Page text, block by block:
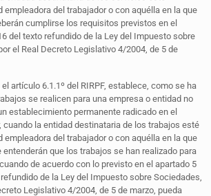
empleadora del trabajador o con aquélla en la que
cumplirse los requisitos previstos en el
del texto refundido de la Ley del Impuesto sobre
el Real Decreto Legislativo 4/2004, de 5 de
artículo 6.1.1º del RIRPF, establece, como se ha
se realicen para una empresa o entidad no
establecimiento permanente radicado en el
cuando la entidad destinataria de los trabajos esté
empleadora del trabajador o con aquélla en la que
que los trabajos se han realizado para
de acuerdo con lo previsto en el apartado 5
de la Ley del Impuesto sobre Sociedades,
Legislativo 4/2004, de 5 de marzo, pueda